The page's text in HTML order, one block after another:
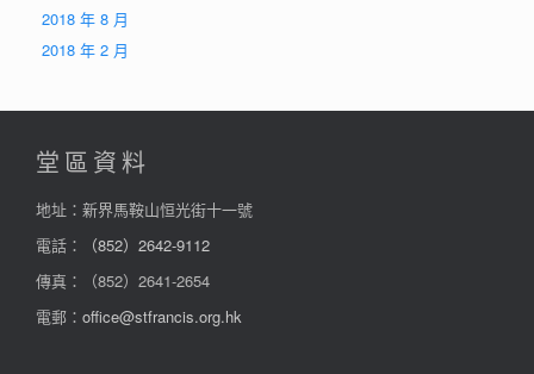
2018 年 8 月
2018 年 2 月
堂區資料
地址：新界馬鞍山恒光街十一號
電話：
（852）2642-9112
傳真：（852）2641-2654
電郵： office@stfrancis.org.hk